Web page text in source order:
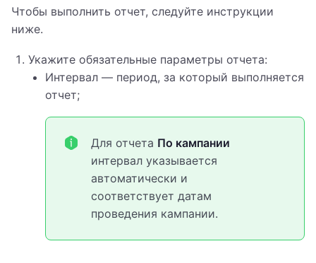
Чтобы выполнить отчет, следуйте инструкции
ниже.
Укажите обязательные параметры отчета:
Интервал — период, за который выполняется
отчет;
Для отчета По кампании
интервал указывается
автоматически и
соответствует датам
проведения кампании.